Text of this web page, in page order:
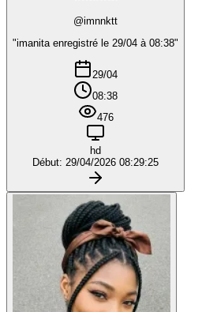
@imnnktt
"imanita enregistré le 29/04 à 08:38"
29/04
08:38
476
hd
Début: 29/04/2026 08:29:25